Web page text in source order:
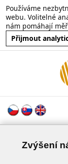
Používáme
webu. Volitelné
nám pomáhají
Přijmout
Zvýšení